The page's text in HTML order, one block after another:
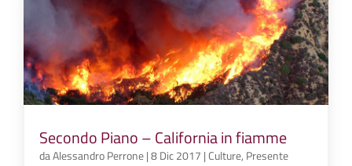
Secondo Piano – California in fiamme
daAlessandro Perrone|8 Dic 2017 |Culture, Presente